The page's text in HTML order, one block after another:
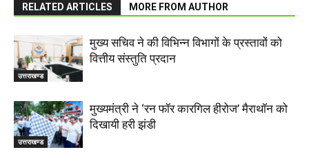
RELATED ARTICLES MORE FROM AUTHOR
उत्तराखण्ड
मुख्य सचिव ने की विभिन्न विभागों के प्रस्तावों को
वित्तीय संस्तुति प्रदान
उत्तराखण्ड
मुख्यमंत्री ने ‘रन फॉर कारगिल हीरोज’ मैराथॉन को
दिखायी हरी झंडी